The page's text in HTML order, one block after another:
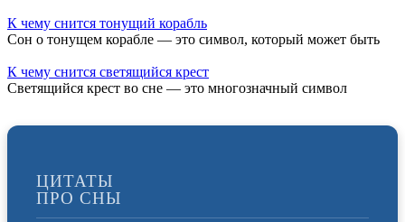
К чему снится тонущий корабль
Сон о тонущем корабле — это символ, который может быть
К чему снится светящийся крест
Светящийся крест во сне — это многозначный символ
ЦИТАТЫ
ПРО СНЫ